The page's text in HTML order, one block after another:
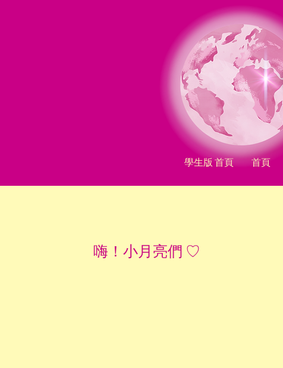
學生版 首頁 首頁
嗨！小月亮們 ♡